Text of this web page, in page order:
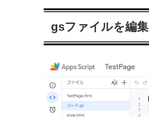
gsファイルを編集